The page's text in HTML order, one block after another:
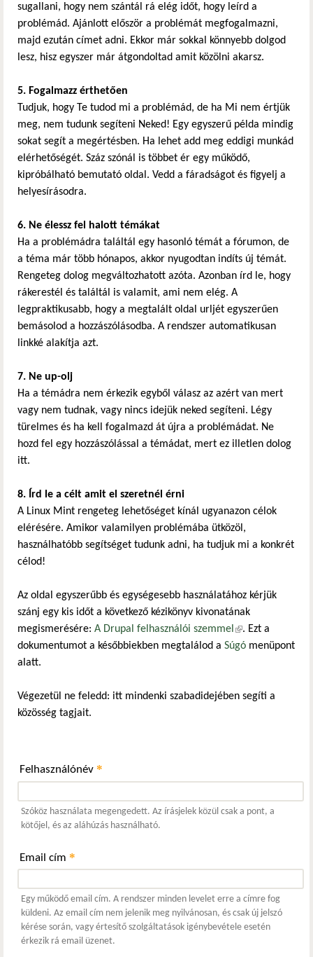
sugallani, hogy nem szántál rá elég időt, hogy leírd a
problémád. Ajánlott először a problémát megfogalmazni,
majd ezután címet adni. Ekkor már sokkal könnyebb dolgod
lesz, hisz egyszer már átgondoltad amit közölni akarsz.
5. Fogalmazz érthetően
Tudjuk, hogy Te tudod mi a problémád, de ha Mi nem értjük
meg, nem tudunk segíteni Neked! Egy egyszerű példa mindig
sokat segít a megértésben. Ha lehet add meg eddigi munkád
elérhetőségét. Száz szónál is többet ér egy működő,
kipróbálható bemutató oldal. Vedd a fáradságot és figyelj a
helyesírásodra.
6. Ne élessz fel halott témákat
Ha a problémádra találtál egy hasonló témát a fórumon, de
a téma már több hónapos, akkor nyugodtan indíts új témát.
Rengeteg dolog megváltozhatott azóta. Azonban írd le, hogy
rákerestél és találtál is valamit, ami nem elég. A
legpraktikusabb, hogy a megtalált oldal urljét egyszerűen
bemásolod a hozzászólásodba. A rendszer automatikusan
linkké alakítja azt.
7. Ne up-olj
Ha a témádra nem érkezik egyből válasz az azért van mert
vagy nem tudnak, vagy nincs idejük neked segíteni. Légy
türelmes és ha kell fogalmazd át újra a problémádat. Ne
hozd fel egy hozzászólással a témádat, mert ez illetlen dolog
itt.
8. Írd le a célt amit el szeretnél érni
A Linux Mint rengeteg lehetőséget kínál ugyanazon célok
elérésére. Amikor valamilyen problémába ütközöl,
használhatóbb segítséget tudunk adni, ha tudjuk mi a konkrét
célod!
Az oldal egyszerűbb és egységesebb használatához kérjük
szánj egy kis időt a következő kézikönyv kivonatának
megismerésére: A Drupal felhasználói szemmel (külső hivatkozás)
. Ezt a
dokumentumot a későbbiekben megtalálod a Súgó menüpont
alatt.
Végezetül ne feledd: itt mindenki szabadidejében segíti a
közösség tagjait.
Felhasználónév *
Szóköz használata megengedett. Az írásjelek közül csak a pont, a
kötőjel, és az aláhúzás használható.
Email cím *
Egy működő email cím. A rendszer minden levelet erre a címre fog
küldeni. Az email cím nem jelenik meg nyilvánosan, és csak új jelszó
kérése során, vagy értesítő szolgáltatások igénybevétele esetén
érkezik rá email üzenet.